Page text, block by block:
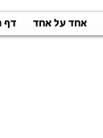
דף אחד על אחד